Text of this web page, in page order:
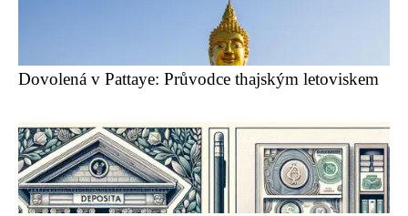
Dovolená v Pattaye: Průvodce thajským letoviskem